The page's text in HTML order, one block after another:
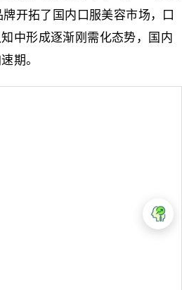
开拓了国内口服美容市场，口
中形成逐渐刚需化态势，国内
期。